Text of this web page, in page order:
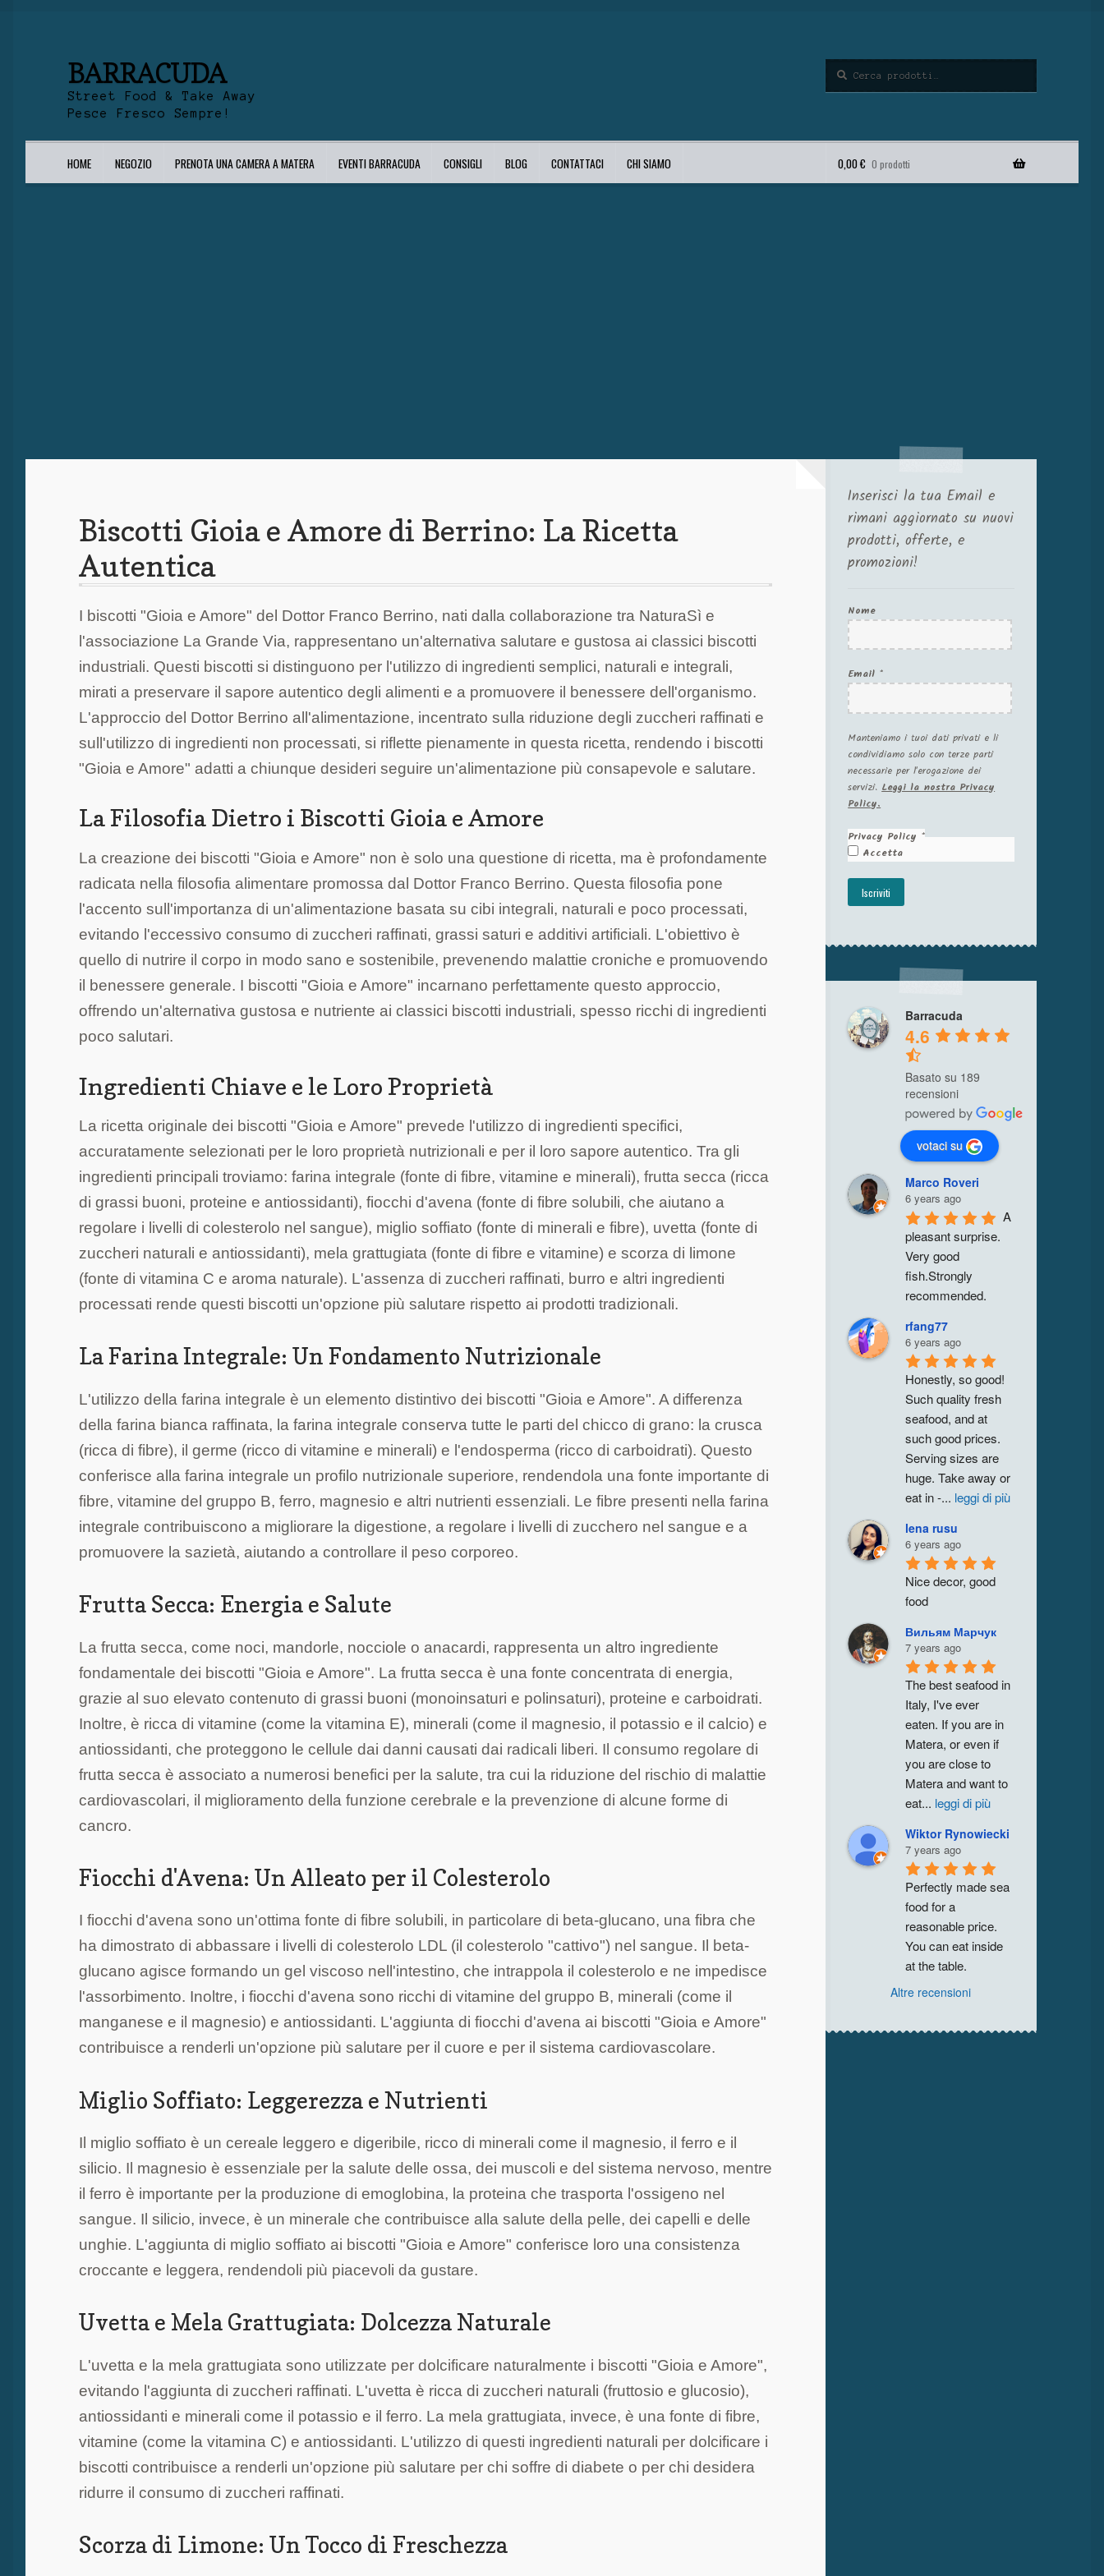
BARRACUDA
Street Food & Take Away
Pesce Fresco Sempre!
HOME NEGOZIO PRENOTA UNA CAMERA A MATERA EVENTI BARRACUDA CONSIGLI BLOG CONTATTACI CHI SIAMO 0,00€ 0 prodotti
Biscotti Gioia e Amore di Berrino: La Ricetta
Autentica
I biscotti "Gioia e Amore" del Dottor Franco Berrino, nati dalla collaborazione tra NaturaSì e
l'associazione La Grande Via, rappresentano un'alternativa salutare e gustosa ai classici biscotti
industriali. Questi biscotti si distinguono per l'utilizzo di ingredienti semplici, naturali e integrali,
mirati a preservare il sapore autentico degli alimenti e a promuovere il benessere dell'organismo.
L'approccio del Dottor Berrino all'alimentazione, incentrato sulla riduzione degli zuccheri raffinati e
sull'utilizzo di ingredienti non processati, si riflette pienamente in questa ricetta, rendendo i biscotti
"Gioia e Amore" adatti a chiunque desideri seguire un'alimentazione più consapevole e salutare.
La Filosofia Dietro i Biscotti Gioia e Amore
La creazione dei biscotti "Gioia e Amore" non è solo una questione di ricetta, ma è profondamente
radicata nella filosofia alimentare promossa dal Dottor Franco Berrino. Questa filosofia pone
l'accento sull'importanza di un'alimentazione basata su cibi integrali, naturali e poco processati,
evitando l'eccessivo consumo di zuccheri raffinati, grassi saturi e additivi artificiali. L'obiettivo è
quello di nutrire il corpo in modo sano e sostenibile, prevenendo malattie croniche e promuovendo
il benessere generale. I biscotti "Gioia e Amore" incarnano perfettamente questo approccio,
offrendo un'alternativa gustosa e nutriente ai classici biscotti industriali, spesso ricchi di ingredienti
poco salutari.
Ingredienti Chiave e le Loro Proprietà
La ricetta originale dei biscotti "Gioia e Amore" prevede l'utilizzo di ingredienti specifici,
accuratamente selezionati per le loro proprietà nutrizionali e per il loro sapore autentico. Tra gli
ingredienti principali troviamo: farina integrale (fonte di fibre, vitamine e minerali), frutta secca (ricca
di grassi buoni, proteine e antiossidanti), fiocchi d'avena (fonte di fibre solubili, che aiutano a
regolare i livelli di colesterolo nel sangue), miglio soffiato (fonte di minerali e fibre), uvetta (fonte di
zuccheri naturali e antiossidanti), mela grattugiata (fonte di fibre e vitamine) e scorza di limone
(fonte di vitamina C e aroma naturale). L'assenza di zuccheri raffinati, burro e altri ingredienti
processati rende questi biscotti un'opzione più salutare rispetto ai prodotti tradizionali.
La Farina Integrale: Un Fondamento Nutrizionale
L'utilizzo della farina integrale è un elemento distintivo dei biscotti "Gioia e Amore". A differenza
della farina bianca raffinata, la farina integrale conserva tutte le parti del chicco di grano: la crusca
(ricca di fibre), il germe (ricco di vitamine e minerali) e l'endosperma (ricco di carboidrati). Questo
conferisce alla farina integrale un profilo nutrizionale superiore, rendendola una fonte importante di
fibre, vitamine del gruppo B, ferro, magnesio e altri nutrienti essenziali. Le fibre presenti nella farina
integrale contribuiscono a migliorare la digestione, a regolare i livelli di zucchero nel sangue e a
promuovere la sazietà, aiutando a controllare il peso corporeo.
Frutta Secca: Energia e Salute
La frutta secca, come noci, mandorle, nocciole o anacardi, rappresenta un altro ingrediente
fondamentale dei biscotti "Gioia e Amore". La frutta secca è una fonte concentrata di energia,
grazie al suo elevato contenuto di grassi buoni (monoinsaturi e polinsaturi), proteine e carboidrati.
Inoltre, è ricca di vitamine (come la vitamina E), minerali (come il magnesio, il potassio e il calcio) e
antiossidanti, che proteggono le cellule dai danni causati dai radicali liberi. Il consumo regolare di
frutta secca è associato a numerosi benefici per la salute, tra cui la riduzione del rischio di malattie
cardiovascolari, il miglioramento della funzione cerebrale e la prevenzione di alcune forme di
cancro.
Fiocchi d'Avena: Un Alleato per il Colesterolo
I fiocchi d'avena sono un'ottima fonte di fibre solubili, in particolare di beta-glucano, una fibra che
ha dimostrato di abbassare i livelli di colesterolo LDL (il colesterolo "cattivo") nel sangue. Il beta-
glucano agisce formando un gel viscoso nell'intestino, che intrappola il colesterolo e ne impedisce
l'assorbimento. Inoltre, i fiocchi d'avena sono ricchi di vitamine del gruppo B, minerali (come il
manganese e il magnesio) e antiossidanti. L'aggiunta di fiocchi d'avena ai biscotti "Gioia e Amore"
contribuisce a renderli un'opzione più salutare per il cuore e per il sistema cardiovascolare.
Miglio Soffiato: Leggerezza e Nutrienti
Il miglio soffiato è un cereale leggero e digeribile, ricco di minerali come il magnesio, il ferro e il
silicio. Il magnesio è essenziale per la salute delle ossa, dei muscoli e del sistema nervoso, mentre
il ferro è importante per la produzione di emoglobina, la proteina che trasporta l'ossigeno nel
sangue. Il silicio, invece, è un minerale che contribuisce alla salute della pelle, dei capelli e delle
unghie. L'aggiunta di miglio soffiato ai biscotti "Gioia e Amore" conferisce loro una consistenza
croccante e leggera, rendendoli più piacevoli da gustare.
Uvetta e Mela Grattugiata: Dolcezza Naturale
L'uvetta e la mela grattugiata sono utilizzate per dolcificare naturalmente i biscotti "Gioia e Amore",
evitando l'aggiunta di zuccheri raffinati. L'uvetta è ricca di zuccheri naturali (fruttosio e glucosio),
antiossidanti e minerali come il potassio e il ferro. La mela grattugiata, invece, è una fonte di fibre,
vitamine (come la vitamina C) e antiossidanti. L'utilizzo di questi ingredienti naturali per dolcificare i
biscotti contribuisce a renderli un'opzione più salutare per chi soffre di diabete o per chi desidera
ridurre il consumo di zuccheri raffinati.
Scorza di Limone: Un Tocco di Freschezza
Inserisci la tua Email e
rimani aggiornato su nuovi
prodotti, offerte, e
promozioni!
Nome
Email *
Manteniamo i tuoi dati privati e li
condividiamo solo con terze parti
necessarie per l'erogazione dei
servizi.Leggi la nostra Privacy
Policy.
Privacy Policy *
Accetta
Barracuda
4.6
Basato su 189
recensioni
votaci su
Marco Roveri
6 years ago
A
pleasant surprise.
Very good
fish.Strongly
recommended.
rfang77
6 years ago
Honestly, so good!
Such quality fresh
seafood, and at
such good prices.
Serving sizes are
huge. Take away or
eat in -... leggi di più
lena rusu
6 years ago
Nice decor, good
food
Вильям Марчук
7 years ago
The best seafood in
Italy, I've ever
eaten. If you are in
Matera, or even if
you are close to
Matera and want to
eat... leggi di più
Wiktor Rynowiecki
7 years ago
Perfectly made sea
food for a
reasonable price.
You can eat inside
at the table.
Altre recensioni